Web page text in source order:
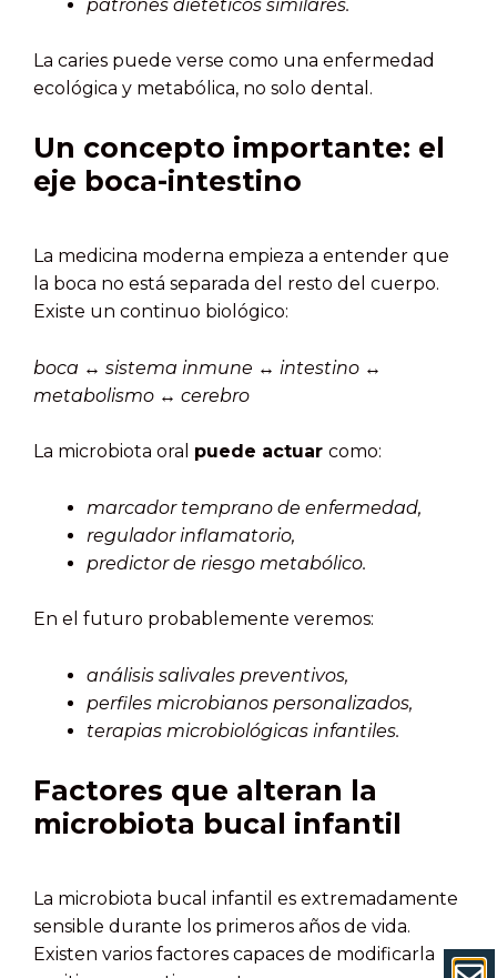
patrones dietéticos similares.
La caries puede verse como una enfermedad
ecológica y metabólica, no solo dental.
Un concepto importante: el
eje boca-intestino
La medicina moderna empieza a entender que
la boca no está separada del resto del cuerpo.
Existe un continuo biológico:
boca ↔ sistema inmune ↔ intestino ↔
metabolismo ↔ cerebro
La microbiota oral puede actuar como:
marcador temprano de enfermedad,
regulador inflamatorio,
predictor de riesgo metabólico.
En el futuro probablemente veremos:
análisis salivales preventivos,
perfiles microbianos personalizados,
terapias microbiológicas infantiles.
Factores que alteran la
microbiota bucal infantil
La microbiota bucal infantil es extremadamente
sensible durante los primeros años de vida.
Existen varios factores capaces de modificarla